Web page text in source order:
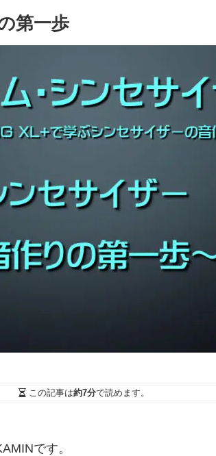
第一歩
この記事は約7分で読めます。
です。